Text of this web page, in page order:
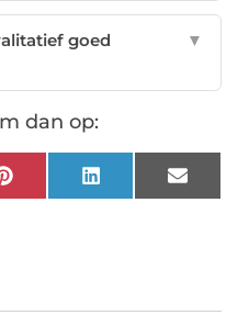
goed
▼
dan op:
Pinterest LinkedIn Email